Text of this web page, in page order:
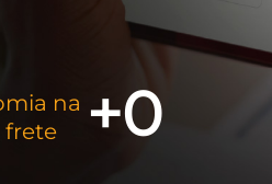
na
frete
+0